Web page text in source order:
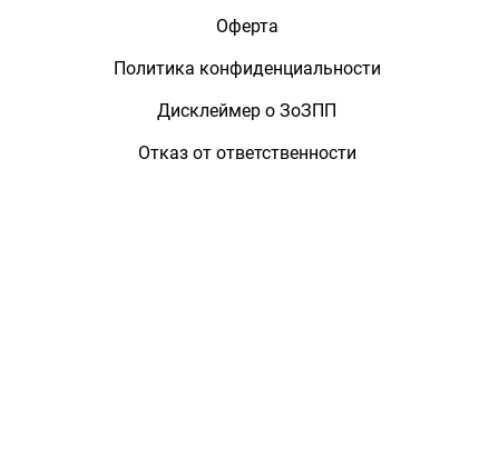
Оферта
Политика конфиденциальности
Дисклеймер о ЗоЗПП
Отказ от ответственности